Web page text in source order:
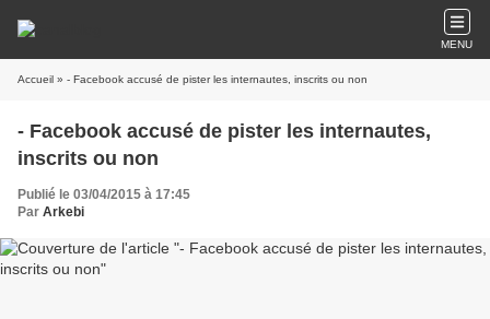
MENU
Accueil » - Facebook accusé de pister les internautes, inscrits ou non
- Facebook accusé de pister les internautes,
inscrits ou non
Publié le 03/04/2015 à 17:45
Par Arkebi